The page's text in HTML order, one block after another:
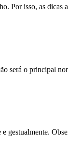
Por isso, as
será o principal
gestualmente.